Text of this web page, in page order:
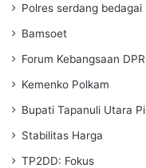
Polres serdang bedagai
Bamsoet
Forum Kebangsaan
Kemenko Polkam
‎Bupati Tapanuli Utara
Stabilitas Harga
TP2DD: Fokus